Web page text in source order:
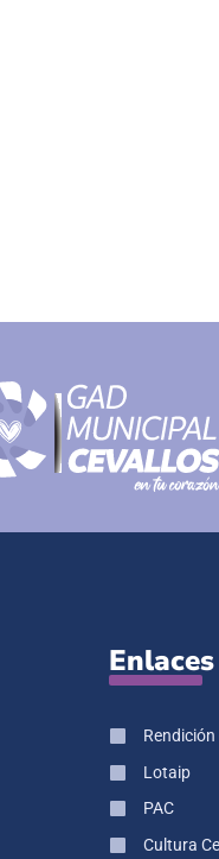
Lotaip
PAC
Cultura